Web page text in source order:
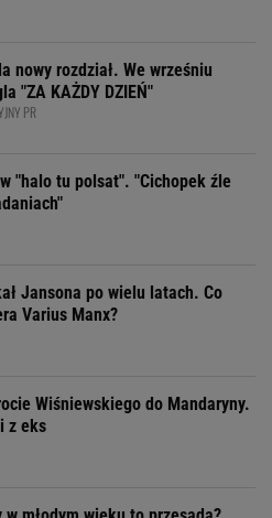
nowy rozdział. We wrześniu
"ZA KAŻDY DZIEŃ"
PR
"halo tu polsat". "Cichopek źle
Jansona po wielu latach. Co
Varius Manx?
Wiśniewskiego do Mandaryny.
z eks